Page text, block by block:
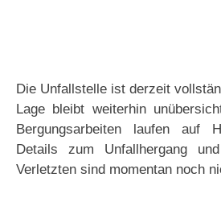
Die Unfallstelle ist derzeit
Lage bleibt weiterhin
Bergungsarbeiten laufen auf
Details zum Unfallhergang
Verletzten sind momentan noch